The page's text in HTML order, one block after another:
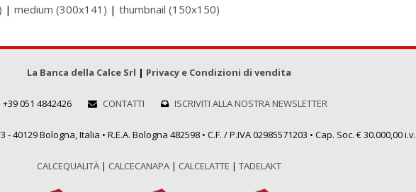
| medium (300x141) | thumbnail (150x150)
La Banca della Calce Srl | Privacy e Condizioni di vendita
+39 051 4842426 CONTATTI ISCRIVITI ALLA NOSTRA NEWSLETTER
40129 Bologna, Italia • R.E.A. Bologna 482598 • C.F. / P.IVA 02985571203 • Cap. Soc. € 30.000,00 i.v.
CALCEQUALITÀ| CALCECANAPA| CALCELATTE | TADELAKT